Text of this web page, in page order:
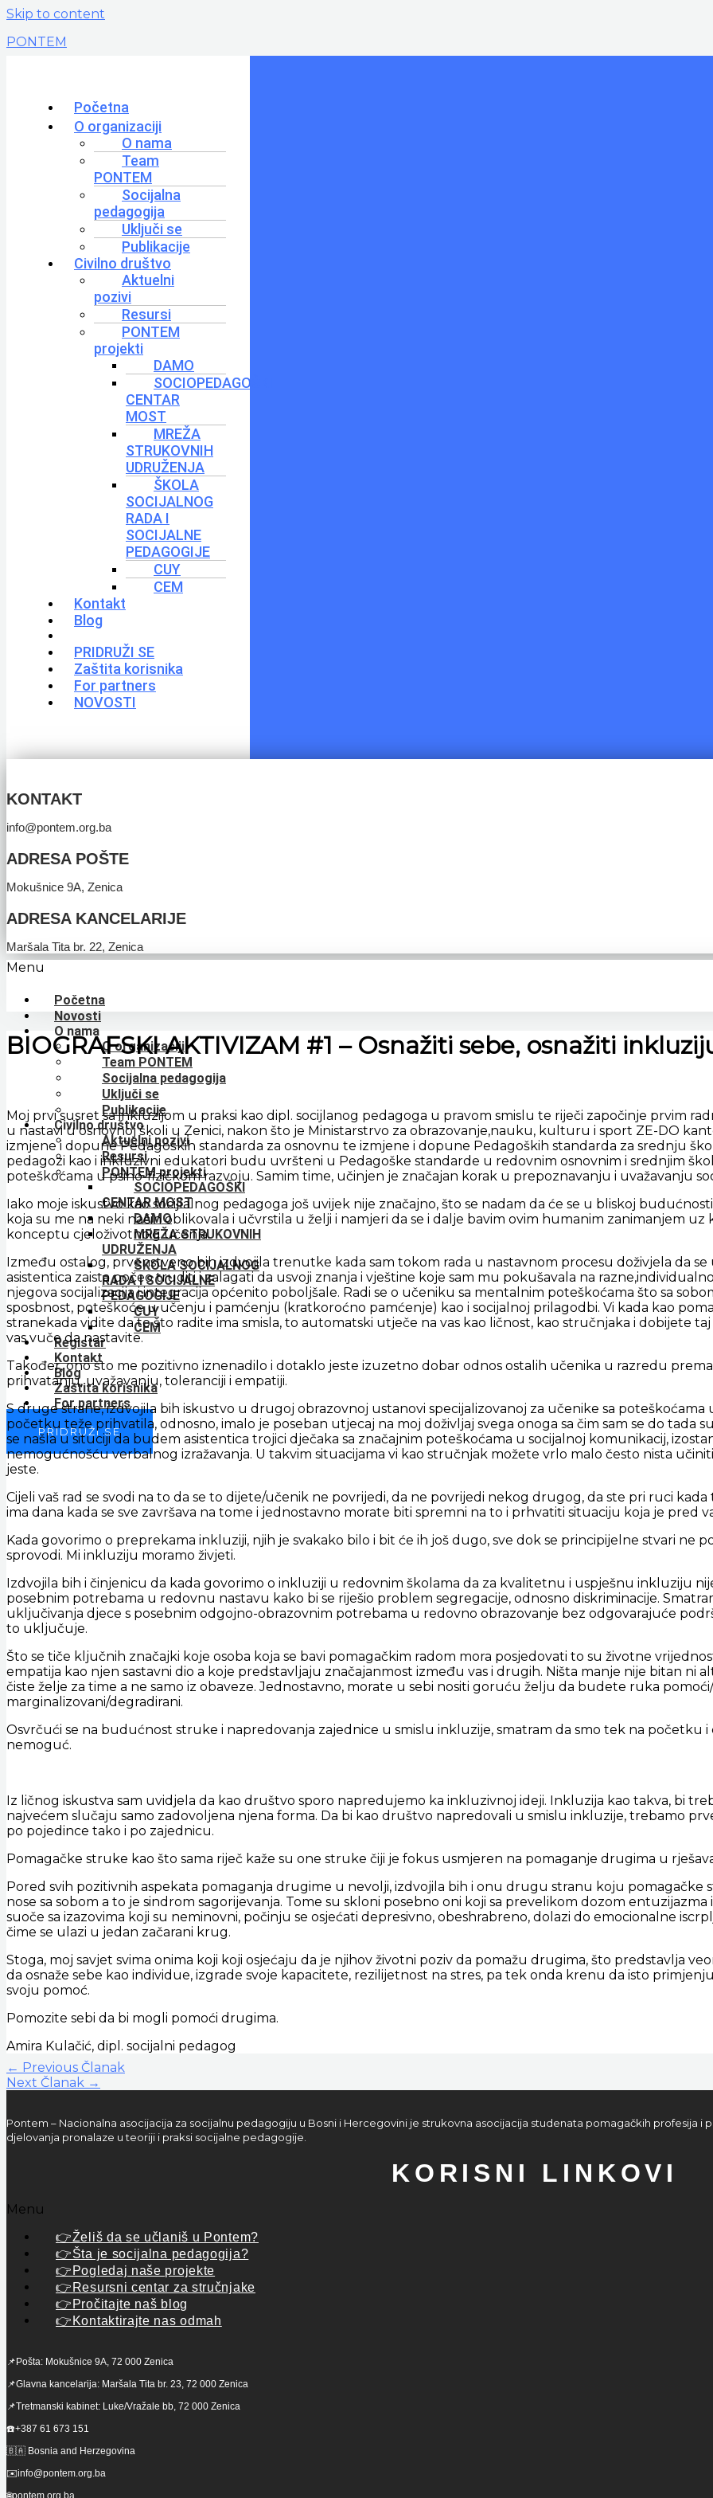
Skip to content
PONTEM
Početna
O organizaciji
O nama
Team
PONTEM
Socijalna
pedagogija
Uključi se
Publikacije
Civilno društvo
Aktuelni
pozivi
Resursi
PONTEM
projekti
DAMO
SOCIOPEDAGOŠKI
CENTAR
MOST
MREŽA
STRUKOVNIH
UDRUŽENJA
ŠKOLA
SOCIJALNOG
RADA I
SOCIJALNE
PEDAGOGIJE
CUY
CEM
Kontakt
Blog
PRIDRUŽI SE
Zaštita korisnika
For partners
NOVOSTI
KONTAKT
info@pontem.org.ba
ADRESA POŠTE
Mokušnice 9A, Zenica
ADRESA KANCELARIJE
Maršala Tita br. 22, Zenica
Menu
Početna
Novosti
O nama
O organizaciji
Team PONTEM
Socijalna pedagogija
Uključi se
Publikacije
Civilno društvo
Aktuelni pozivi
Resursi
PONTEM projekti
SOCIOPEDAGOŠKI
CENTAR MOST
DAMO
MREŽA STRUKOVNIH
UDRUŽENJA
ŠKOLA SOCIJALNOG
RADA I SOCIJALNE
PEDAGOGIJE
CUY
CEM
Registar
Kontakt
Blog
Zaštita korisnika
For partners
PRIDRUŽI SE
BIOGRAFSKI AKTIVIZAM #1 – Osnažiti sebe, osnažiti
Moj prvi susret sa inkluzijom u praksi kao dipl. socijlanog pedagoga u pravom smislu te riječi započinje prvim
u nastavi u osnovnoj školi u Zenici, nakon što je Ministarstrvo za obrazovanje,nauku, kulturu i sport ZE-DO
izmjene i dopune Pedagoških standarda za osnovnu te izmjene i dopune Pedagoških standarda za srednju
pedagozi kao i inkluzivni edukatori budu uvršteni u Pedagoške standarde u redovnim osnovnim i srednjim
poteškoćama u psiho-fizičkom razvoju. Samim time, učinjen je značajan korak u prepoznavanju i uvažavanju
Iako moje iskustvo kao socijlalnog pedagoga još uvijek nije značajno, što se nadam da će se u bliskoj
koja su me na neki način oblikovala i učvrstila u želji i namjeri da se i dalje bavim ovim humanim zanimanjem
konceptu cjeloživotnoig učenja.
Između ostalog, prvenstveno bih izdvojila trenutke kada sam tokom rada u nastavnom procesu doživjela da
asistentica zaista počeo truditi i zalagati da usvoji znanja i vještine koje sam mu pokušavala na
njegova socijalizacija i integracija općenito poboljšale. Radi se o učeniku sa mentalnim poteškoćama što sa
sposbnost, poteškoće u učenju i pamćenju (kratkoroćno pamćenje) kao i socijalnoj prilagodbi. Vi kada kao
stranekada vidite da to što radite ima smisla, to automatski utječe na vas kao ličnost, kao stručnjaka i dobijete
vas vuče da nastavite.
Također, ono što me pozitivno iznenadilo i dotaklo jeste izuzetno dobar odnos ostalih učenika u razredu prema
prihvatanju, uvažavanju, toleranciji i empatiji.
S druge strane, izdvojila bih iskustvo u drugoj obrazovnoj ustanovi specijalizovanoj za učenike sa
početku teže prihvatila, odnosno, imalo je poseban utjecaj na moj doživljaj svega onoga sa čim sam se do tada
se našla u situciji da budem asistentica trojici dječaka sa značajnim poteškoćama u socijalnoj komunikacij,
nemogućnošću verbalnog izražavanja. U takvim situacijama vi kao stručnjak možete vrlo malo često nista
jeste.
Cijeli vaš rad se svodi na to da se to dijete/učenik ne povrijedi, da ne povrijedi nekog drugog, da ste pri ruci
ima dana kada se sve završava na tome i jednostavno morate biti spremni na to i prhvatiti situaciju koja je pred
Kada govorimo o preprekama inkluziji, njih je svakako bilo i bit će ih još dugo, sve dok se principijelne stvari ne
sprovodi. Mi inkluziju moramo živjeti.
Izdvojila bih i činjenicu da kada govorimo o inkluziji u redovnim školama da za kvalitetnu i uspješnu inkluziju
posebnim potrebama u redovnu nastavu kako bi se riješio problem segregacije, odnosno diskriminacije.
uključivanja djece s posebnim odgojno-obrazovnim potrebama u redovno obrazovanje bez odgovarajuće
to uključuje.
Što se tiče ključnih značajki koje osoba koja se bavi pomagačkim radom mora posjedovati to su životne
empatija kao njen sastavni dio a koje predstavljaju značajanmost između vas i drugih. Ništa manje nije bitan ni
čiste želje za time a ne samo iz obaveze. Jednostavno, morate u sebi nositi goruću želju da budete ruka
marginalizovani/degradirani.
Osvrčući se na budućnost struke i napredovanja zajednice u smislu inkluzije, smatram da smo tek na početku
nemoguć.
Iz ličnog iskustva sam uvidjela da kao društvo sporo napredujemo ka inkluzivnoj ideji. Inkluzija kao takva, bi
najvećem slučaju samo zadovoljena njena forma. Da bi kao društvo napredovali u smislu inkluzije, trebamo
po pojedince tako i po zajednicu.
Pomagačke struke kao što sama riječ kaže su one struke čiji je fokus usmjeren na pomaganje drugima u
Pored svih pozitivnih aspekata pomaganja drugime u nevolji, izdvojila bih i onu drugu stranu koju
nose sa sobom a to je sindrom sagorijevanja. Tome su skloni posebno oni koji sa prevelikom dozom
suoče sa izazovima koji su neminovni, počinju se osjećati depresivno, obeshrabreno, dolazi do emocionalne
čime se ulazi u jedan začarani krug.
Stoga, moj savjet svima onima koji koji osjećaju da je njihov životni poziv da pomažu drugima, što predstavlja
da osnaže sebe kao individue, izgrade svoje kapacitete, rezilijetnost na stres, pa tek onda krenu da isto
svoju pomoć.
Pomozite sebi da bi mogli pomoći drugima.
Amira Kulačić, dipl. socijalni pedagog
← Previous Članak
Next Članak →
Pontem – Nacionalna asocijacija za socijalnu pedagogiju u Bosni i Hercegovini je strukovna asocijacija studenata pomagačkih profesija
djelovanja pronalaze u teoriji i praksi socijalne pedagogije.
KORISNI LINKOVI
Menu
👉Želiš da se učlaniš u Pontem?
👉Šta je socijalna pedagogija?
👉Pogledaj naše projekte
👉Resursni centar za stručnjake
👉Pročitajte naš blog
👉Kontaktirajte nas odmah
📌Pošta: Mokušnice 9A, 72 000 Zenica
📌Glavna kancelarija: Maršala Tita br. 23, 72 000 Zenica
📌Tretmanski kabinet: Luke/Vražale bb, 72 000 Zenica
☎️+387 61 673 151
🇧🇦 Bosnia and Herzegovina
✉️info@pontem.org.ba
🌐pontem.org.ba